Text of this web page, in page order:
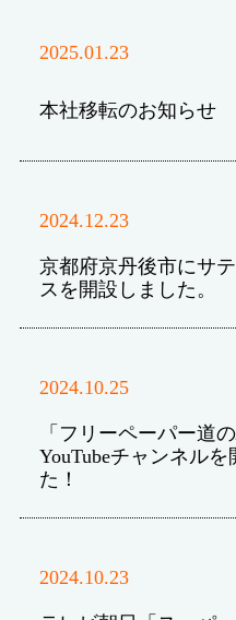
2025.01.23
本社移転のお知らせ
2024.12.23
京都府京丹後市にサ
スを開設しました。
2024.10.25
「フリーペーパー道
YouTubeチャンネルを
た！
2024.10.23